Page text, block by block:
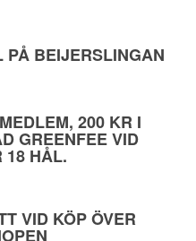
PÅ BEIJERSLINGAN
200 KR I
GREENFEE VID
18 HÅL.
VID KÖP ÖVER